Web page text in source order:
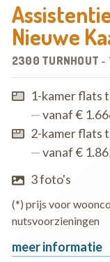
Nieuwe
2300 TURNHOUT -
1-kamer flats
—vanaf €
2-kamer flats
—vanaf €
3 foto's
(*) prijs voor
nutsvoorzieningen
meer informatie